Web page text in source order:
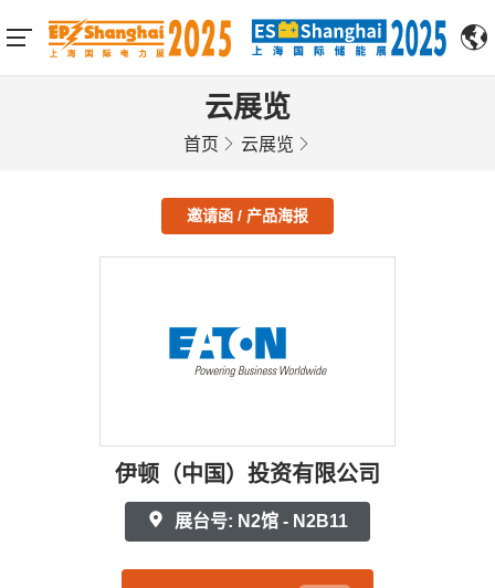
云展览
首页 云展览
邀请函 / 产品海报
伊顿（中国）投资有限公司
展台号: N2馆 - N2B11